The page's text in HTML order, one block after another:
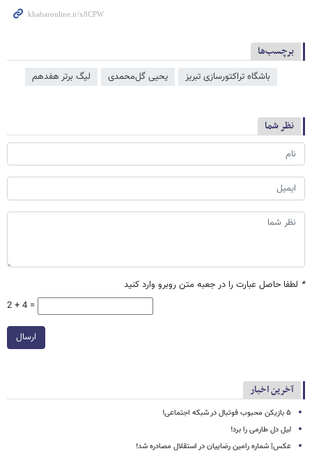
برچسب‌ها
باشگاه تراکتورسازی تبریز یحیی گل‌محمدی لیگ برتر هفدهم
نظر شما
* لطفا حاصل عبارت را در جعبه متن روبرو وارد کنید
2 + 4 =
ارسال
آخرین اخبار
۵ بازیکن محبوب فوتبال در شبکه اجتماعی!
لیل دل طارمی را برد!
عکس| شماره رامین رضاییان در استقلال مصادره شد!